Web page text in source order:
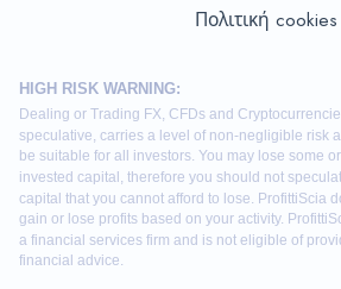
Πολιτική cookies